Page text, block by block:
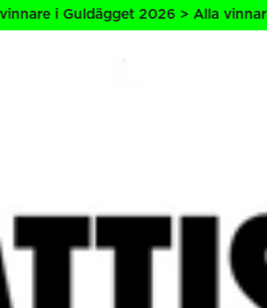
2026 > Alla vinnare i